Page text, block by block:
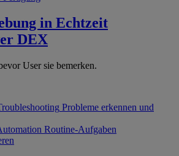
in Echtzeit
DEX
User sie bemerken.
Probleme erkennen und
Routine-Aufgaben